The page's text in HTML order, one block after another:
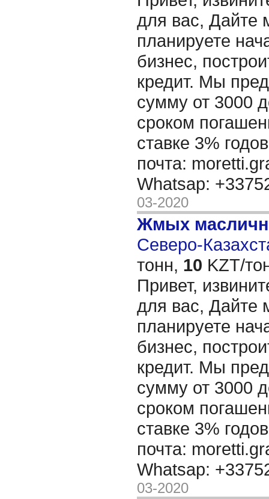
для вас, Дайте
планируете
бизнес,
кредит. Мы
сумму от 3000
сроком
ставке 3%
почта:
Whatsap:
03-2020
Жмых
Северо-
тонн, 10 KZT/
Привет,
для вас, Дайте
планируете
бизнес,
кредит. Мы
сумму от 3000
сроком
ставке 3%
почта:
Whatsap:
03-2020